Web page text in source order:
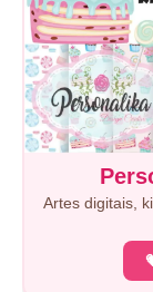
Artes digitais,